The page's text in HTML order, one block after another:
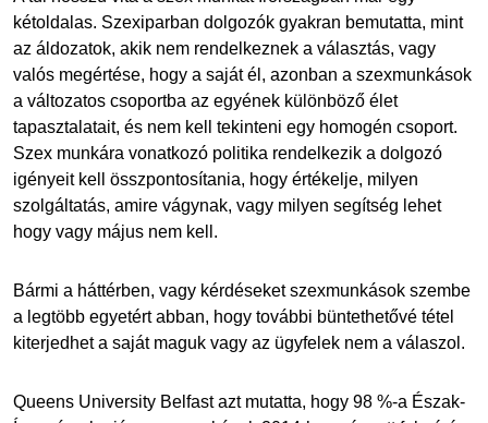
kétoldalas. Szexiparban dolgozók gyakran bemutatta, mint
az áldozatok, akik nem rendelkeznek a választás, vagy
valós megértése, hogy a saját él, azonban a szexmunkások
a változatos csoportba az egyének különböző élet
tapasztalatait, és nem kell tekinteni egy homogén csoport.
Szex munkára vonatkozó politika rendelkezik a dolgozó
igényeit kell összpontosítania, hogy értékelje, milyen
szolgáltatás, amire vágynak, vagy milyen segítség lehet
hogy vagy május nem kell.
Bármi a háttérben, vagy kérdéseket szexmunkások szembe
a legtöbb egyetért abban, hogy további büntethetővé tétel
kiterjedhet a saját maguk vagy az ügyfelek nem a válaszol.
Queens University Belfast azt mutatta, hogy 98 %-a Észak-